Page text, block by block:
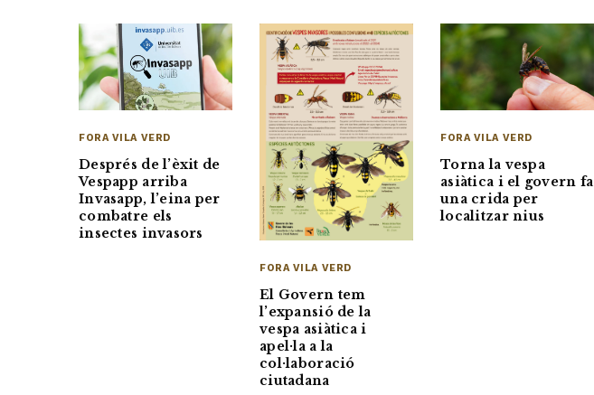
FORA VILA VERD
Després de l’èxit de
Vespapp arriba
Invasapp, l’eina per
combatre els
insectes invasors
FORA VILA VERD
El Govern tem
l’expansió de la
vespa asiàtica i
apel·la a la
col·laboració
ciutadana
FORA VILA VERD
Torna la vespa
asiàtica i el govern fa
una crida per
localitzar nius